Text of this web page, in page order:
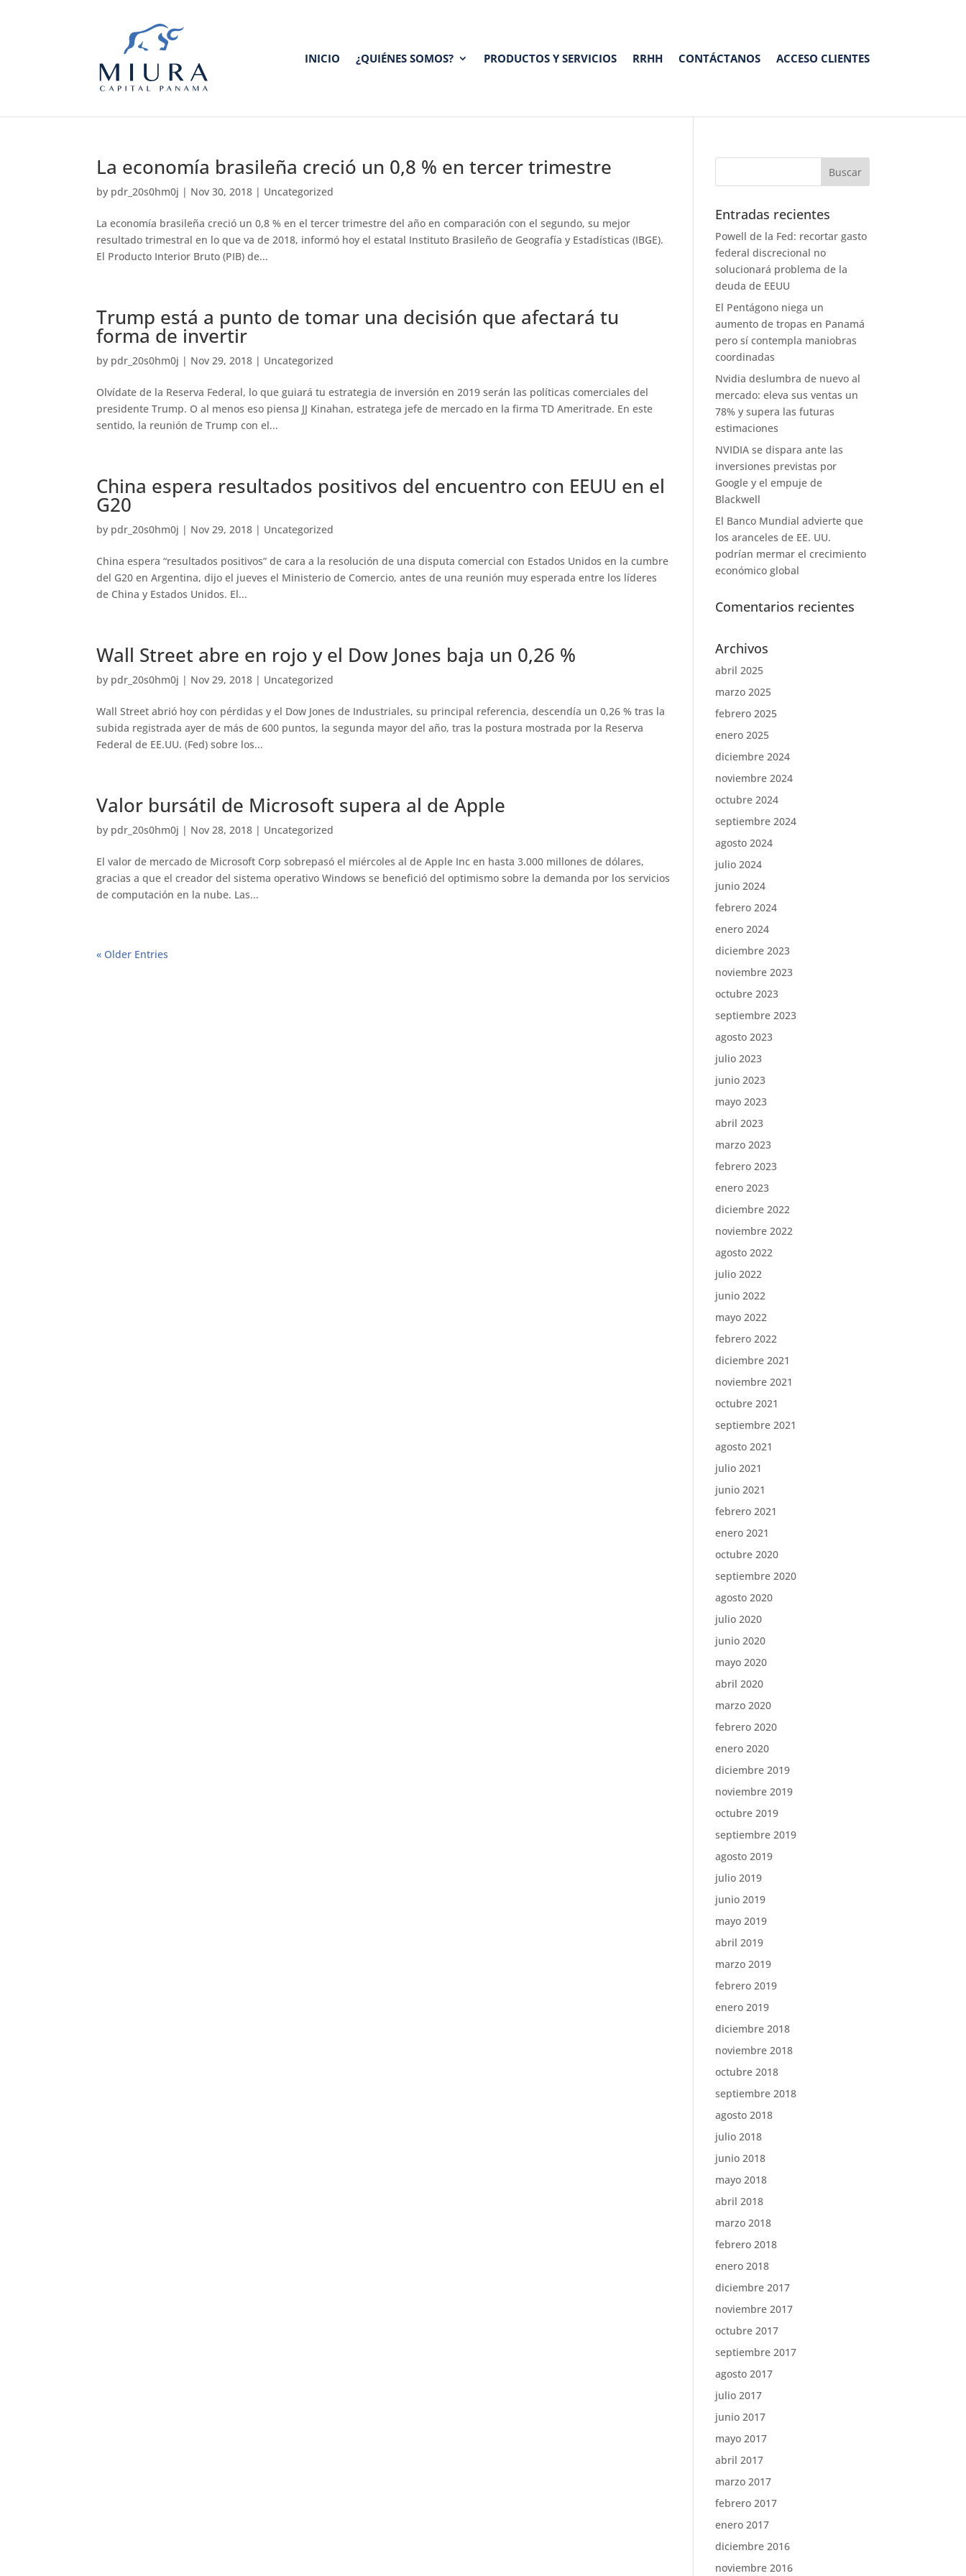
INICIO ¿QUIÉNES SOMOS? PRODUCTOS Y SERVICIOS RRHH CONTÁCTANOS ACCESO CLIENTES
La economía brasileña creció un 0,8 % en tercer trimestre
by pdr_20s0hm0j | Nov 30, 2018 | Uncategorized
La economía brasileña creció un 0,8 % en el tercer trimestre del año en comparación con el segundo, su mejor
resultado trimestral en lo que va de 2018, informó hoy el estatal Instituto Brasileño de Geografía y Estadísticas (IBGE).
El Producto Interior Bruto (PIB) de...
Trump está a punto de tomar una decisión que afectará tu
forma de invertir
by pdr_20s0hm0j | Nov 29, 2018 | Uncategorized
Olvídate de la Reserva Federal, lo que guiará tu estrategia de inversión en 2019 serán las políticas comerciales del
presidente Trump. O al menos eso piensa JJ Kinahan, estratega jefe de mercado en la firma TD Ameritrade. En este
sentido, la reunión de Trump con el...
China espera resultados positivos del encuentro con EEUU en el
G20
by pdr_20s0hm0j | Nov 29, 2018 | Uncategorized
China espera “resultados positivos” de cara a la resolución de una disputa comercial con Estados Unidos en la cumbre
del G20 en Argentina, dijo el jueves el Ministerio de Comercio, antes de una reunión muy esperada entre los líderes
de China y Estados Unidos. El...
Wall Street abre en rojo y el Dow Jones baja un 0,26 %
by pdr_20s0hm0j | Nov 29, 2018 | Uncategorized
Wall Street abrió hoy con pérdidas y el Dow Jones de Industriales, su principal referencia, descendía un 0,26 % tras la
subida registrada ayer de más de 600 puntos, la segunda mayor del año, tras la postura mostrada por la Reserva
Federal de EE.UU. (Fed) sobre los...
Valor bursátil de Microsoft supera al de Apple
by pdr_20s0hm0j | Nov 28, 2018 | Uncategorized
El valor de mercado de Microsoft Corp sobrepasó el miércoles al de Apple Inc en hasta 3.000 millones de dólares,
gracias a que el creador del sistema operativo Windows se benefició del optimismo sobre la demanda por los servicios
de computación en la nube. Las...
« Older Entries
Entradas recientes
Powell de la Fed: recortar gasto
federal discrecional no
solucionará problema de la
deuda de EEUU
El Pentágono niega un
aumento de tropas en Panamá
pero sí contempla maniobras
coordinadas
Nvidia deslumbra de nuevo al
mercado: eleva sus ventas un
78% y supera las futuras
estimaciones
NVIDIA se dispara ante las
inversiones previstas por
Google y el empuje de
Blackwell
El Banco Mundial advierte que
los aranceles de EE. UU.
podrían mermar el crecimiento
económico global
Comentarios recientes
Archivos
abril 2025
marzo 2025
febrero 2025
enero 2025
diciembre 2024
noviembre 2024
octubre 2024
septiembre 2024
agosto 2024
julio 2024
junio 2024
febrero 2024
enero 2024
diciembre 2023
noviembre 2023
octubre 2023
septiembre 2023
agosto 2023
julio 2023
junio 2023
mayo 2023
abril 2023
marzo 2023
febrero 2023
enero 2023
diciembre 2022
noviembre 2022
agosto 2022
julio 2022
junio 2022
mayo 2022
febrero 2022
diciembre 2021
noviembre 2021
octubre 2021
septiembre 2021
agosto 2021
julio 2021
junio 2021
febrero 2021
enero 2021
octubre 2020
septiembre 2020
agosto 2020
julio 2020
junio 2020
mayo 2020
abril 2020
marzo 2020
febrero 2020
enero 2020
diciembre 2019
noviembre 2019
octubre 2019
septiembre 2019
agosto 2019
julio 2019
junio 2019
mayo 2019
abril 2019
marzo 2019
febrero 2019
enero 2019
diciembre 2018
noviembre 2018
octubre 2018
septiembre 2018
agosto 2018
julio 2018
junio 2018
mayo 2018
abril 2018
marzo 2018
febrero 2018
enero 2018
diciembre 2017
noviembre 2017
octubre 2017
septiembre 2017
agosto 2017
julio 2017
junio 2017
mayo 2017
abril 2017
marzo 2017
febrero 2017
enero 2017
diciembre 2016
noviembre 2016